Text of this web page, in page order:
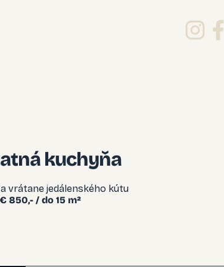
kuchyňa
vrátane jedálenského kútu
850,- / do 15 m²